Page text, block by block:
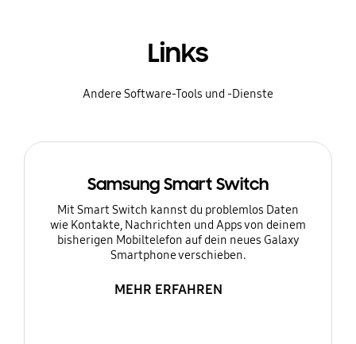
Links
Andere Software-Tools und -Dienste
Samsung Smart Switch
Mit Smart Switch kannst du problemlos Daten
wie Kontakte, Nachrichten und Apps von deinem
bisherigen Mobiltelefon auf dein neues Galaxy
Smartphone verschieben.
MEHR ERFAHREN